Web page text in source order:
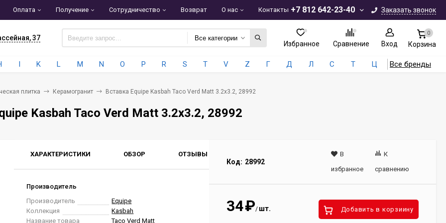
+7 812 642-23-40 Заказать звонок
Оплата Получение Сотрудничество Возврат О нас Контакты
37 Все категории
Избранное Сравнение Вход
0
Корзина
I K L M N O P R S T V Z Г Д Л С Т Ц Все бренды
плитка Керамогранит Вставка Equipe Kasbah Taco Verd Matt 3.2x3.2, 28992
Kasbah Taco Verd Matt 3.2x3.2, 28992
ХАРАКТЕРИСТИКИ ОБЗОР ОТЗЫВЫ
Производитель
Производитель
Equipe
Коллекция
Kasbah
Название товара
Taco Verd Matt
Код: 28992
В
избранное
К
сравнению
34₽/ шт. Добавить в корзиину